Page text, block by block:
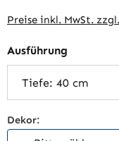
Preise inkl. MwSt.
Ausführung
Dekor: